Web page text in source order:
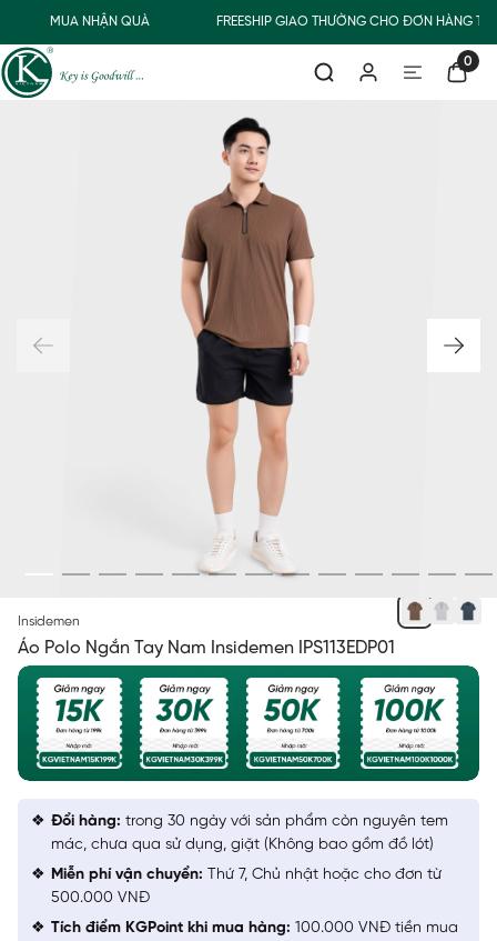
MUA NHẬN QUÀ FREESHIP GIAO THƯỜNG CHO ĐƠN HÀNG
0
Insidemen
Áo Polo Ngắn Tay Nam Insidemen IPS113EDP01
Đổi hàng: trong 30 ngày với sản phẩm còn nguyên tem
mác, chưa qua sử dụng, giặt (Không bao gồm đồ lót)
Miễn phí vận chuyển: Thứ 7, Chủ nhật hoặc cho đơn từ
500.000 VNĐ
Tích điểm KGPoint khi mua hàng: 100.000 VNĐ tiền mua